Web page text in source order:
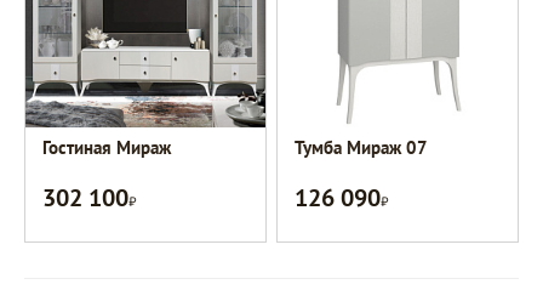
Гостиная Мираж
302 100Р
Тумба Мираж 07
126 090Р